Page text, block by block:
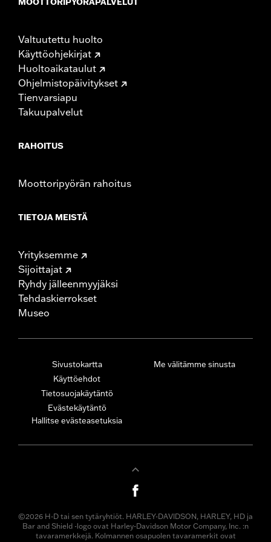
Valtuutettu huolto
Käyttöohjekirjat
Huoltoaikataulut
Ohjelmistopäivitykset
Tienvarsiapu
Takuupalvelut
RAHOITUS
Moottoripyörän rahoitus
TIETOJA MEISTÄ
Yrityksemme
Sijoittajat
Ryhdy jälleenmyyjäksi
Tehdaskierrokset
Museo
Sivustokartta
Käyttöehdot
Tietosuojakäytäntö
Evästekäytäntö
Hallitse evästeasetuksia
Me välitämme sinusta
©2026 H-D tai sen tytäryhtiöt. HARLEY-DAVIDSON, HARLEY, HD ja
Bar and Shield -logo ovat Harley-Davidson Motor Company, Inc. :n
tavaramerkkejä. Kolmannen osapuolen tavaramerkit ovat